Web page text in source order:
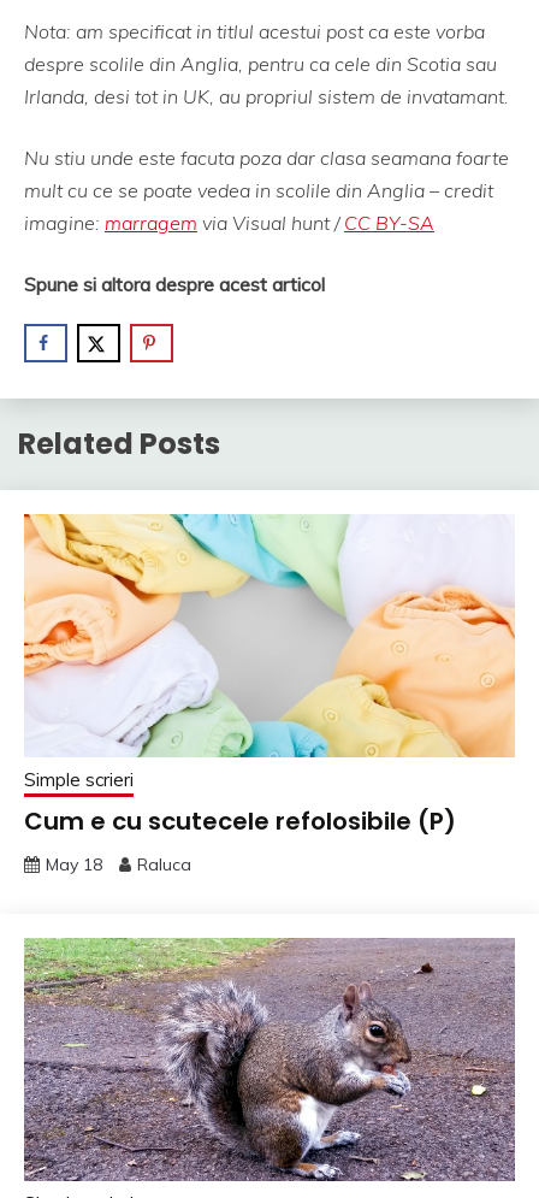
Nota: am specificat in titlul acestui post ca este vorba
despre scolile din Anglia, pentru ca cele din Scotia sau
Irlanda, desi tot in UK, au propriul sistem de invatamant.
Nu stiu unde este facuta poza dar clasa seamana foarte
mult cu ce se poate vedea in scolile din Anglia – credit
imagine: marragem via Visual hunt /CC BY-SA
Spune si altora despre acest articol
Related Posts
Simple scrieri
Cum e cu scutecele refolosibile (P)
May 18 Raluca